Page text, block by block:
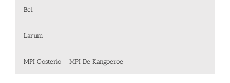
Bel
Larum
MPI Oosterlo - MPI De Kangoeroe